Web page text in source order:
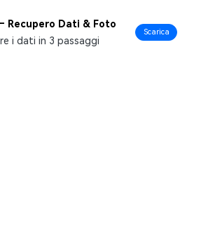
Recupero Dati & Foto
i dati in 3 passaggi
Scarica